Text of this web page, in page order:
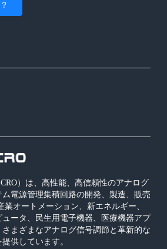
）は、高性能、高信頼性のアナログ
電源管理集積回路の開発、製造、販売
業オートメーション、新エネルギー、
ータ、民生用電子機器、医療機器アプ
さまざまなアナログ信号調節と革新的な
供しています。